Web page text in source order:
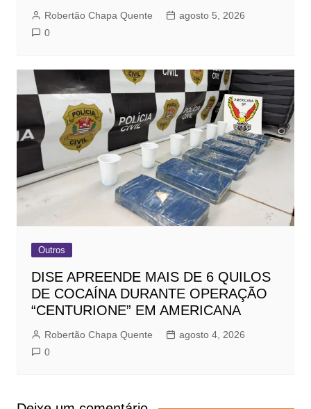
Robertão Chapa Quente
agosto 5, 2026
0
Outros
DISE APREENDE MAIS DE 6 QUILOS
DE COCAÍNA DURANTE OPERAÇÃO
“CENTURIONE” EM AMERICANA
Robertão Chapa Quente
agosto 4, 2026
0